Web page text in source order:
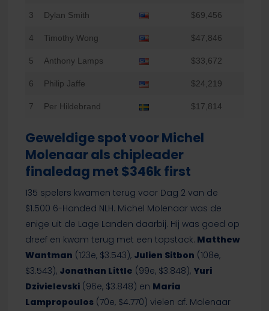
3 Dylan Smith $69,456
4 Timothy Wong $47,846
5 Anthony Lamps $33,672
6 Philip Jaffe $24,219
7 Per Hildebrand $17,814
Geweldige spot voor Michel
Molenaar als chipleader
finaledag met $346k first
135 spelers kwamen terug voor Dag 2 van de
$1.500 6-Handed NLH. Michel Molenaar was de
enige uit de Lage Landen daarbij. Hij was goed op
dreef en kwam terug met een topstack. Matthew
Wantman (123e, $3.543), Julien Sitbon (108e,
$3.543), Jonathan Little (99e, $3.848), Yuri
Dzivielevski(96e, $3.848) en Maria
Lampropoulos(70e, $4.770) vielen af. Molenaar